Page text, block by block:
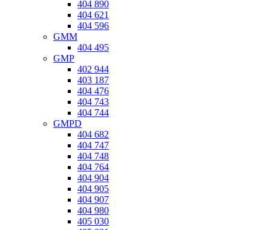
404 890
404 621
404 596
GMM
404 495
GMP
402 944
403 187
404 476
404 743
404 744
GMPD
404 682
404 747
404 748
404 764
404 904
404 905
404 907
404 980
405 030